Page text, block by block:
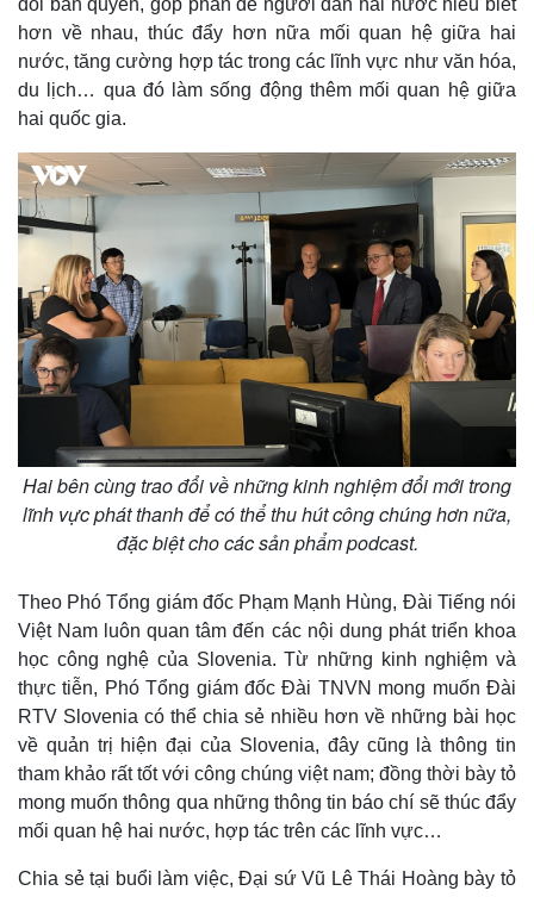
Kinh tế
Bất động sản
Khởi nghiệp
Thị trường
Giá vàng
Tiêu dùng
Tỷ giá
Chứng khoán
Giá cà phê
đổi bản quyền, góp phần để người dân hai nước hiểu biết
hơn về nhau, thúc đẩy hơn nữa mối quan hệ giữa hai
nước, tăng cường hợp tác trong các lĩnh vực như văn hóa,
du lịch… qua đó làm sống động thêm mối quan hệ giữa
hai quốc gia.
Hai bên cùng trao đổi về những kinh nghiệm đổi mới trong
lĩnh vực phát thanh để có thể thu hút công chúng hơn nữa,
đặc biệt cho các sản phẩm podcast.
Theo Phó Tổng giám đốc Phạm Mạnh Hùng, Đài Tiếng nói
Việt Nam luôn quan tâm đến các nội dung phát triển khoa
học công nghệ của Slovenia. Từ những kinh nghiệm và
thực tiễn, Phó Tổng giám đốc Đài TNVN mong muốn Đài
RTV Slovenia có thể chia sẻ nhiều hơn về những bài học
về quản trị hiện đại của Slovenia, đây cũng là thông tin
tham khảo rất tốt với công chúng việt nam; đồng thời bày tỏ
mong muốn thông qua những thông tin báo chí sẽ thúc đẩy
mối quan hệ hai nước, hợp tác trên các lĩnh vực…
Chia sẻ tại buổi làm việc, Đại sứ Vũ Lê Thái Hoàng bày tỏ